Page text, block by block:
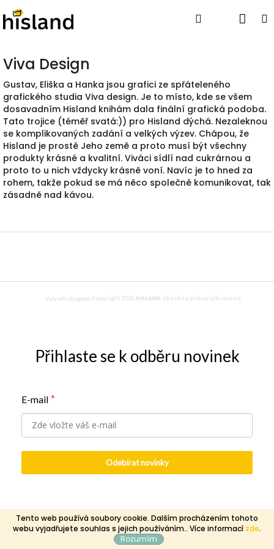
Tento web používá soubory cookie. Dalším procházením tohoto
webu vyjadřujete souhlas s jejich používáním.. Více informací zde.
Rozumím
na
obsah
Hledat
Viva Design
Gustav, Eliška a Hanka jsou grafici ze spřáteleného
grafického studia Viva design. Je to místo, kde se všem
dosavadním Hisland knihám dala finální grafická podoba.
Tato trojice (téměř svatá:)) pro Hisland dýchá. Nezaleknou
se komplikovaných zadání a velkých výzev. Chápou, že
Hisland je prostě Jeho země a proto musí být všechny
produkty krásné a kvalitní. Viváci sídlí nad cukrárnou a
proto to u nich vždycky krásně voní. Navíc je to hned za
rohem, takže pokud se má něco společně komunikovat, tak
zásadně nad kávou.
a
Vytvořil Shoptet Copyright 2026 HISLAND . Všechna práva vyhrazena.
Přihlaste se k odběru novinek
E-mail *
Odebírat novinky